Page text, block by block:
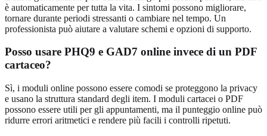
è automaticamente per tutta la vita. I sintomi possono migliorare,
tornare durante periodi stressanti o cambiare nel tempo. Un
professionista può aiutare a valutare schemi e opzioni di supporto.
Posso usare PHQ9 e GAD7 online invece di un PDF
cartaceo?
Sì, i moduli online possono essere comodi se proteggono la privacy
e usano la struttura standard degli item. I moduli cartacei o PDF
possono essere utili per gli appuntamenti, ma il punteggio online può
ridurre errori aritmetici e rendere più facili i controlli ripetuti.